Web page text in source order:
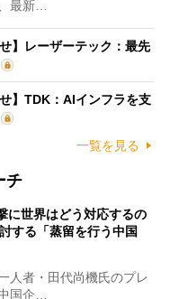
最新…
】レーザーテック：最先
】TDK：AIインフラを支
一覧を見る
チ
に世界はどう対応するの
する「蒸留を行う中国
人者・田代尚機氏のプレ
国企…